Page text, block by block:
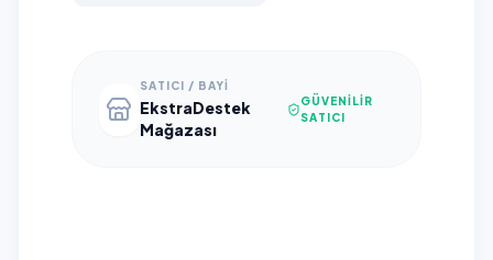
SATICI / BAYI
EkstraDestek
Mağazası
GÜVENILIR
SATICI